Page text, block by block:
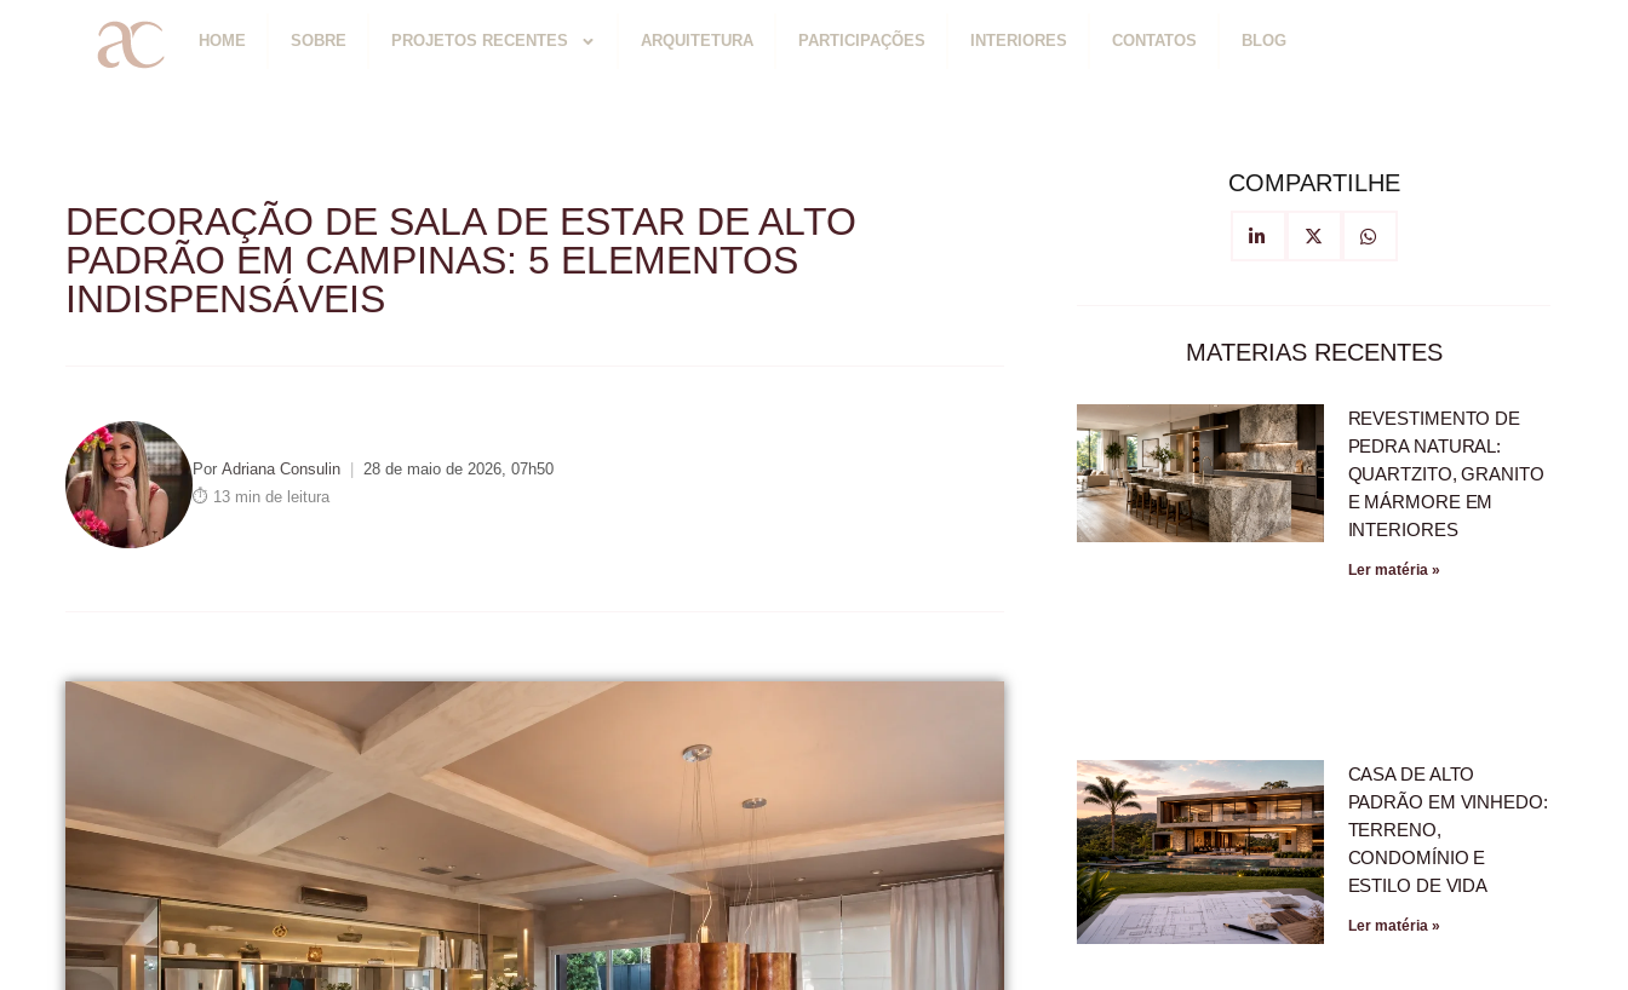
HOME SOBRE PROJETOS RECENTES ARQUITETURA PARTICIPAÇÕES INTERIORES CONTATOS BLOG
DECORAÇÃO DE SALA DE ESTAR DE ALTO
PADRÃO EM CAMPINAS: 5 ELEMENTOS
INDISPENSÁVEIS
PorAdriana Consulin
28 de maio de 2026, 07h50
⏱ 13 min de leitura
COMPARTILHE
MATERIAS RECENTES
REVESTIMENTO DE
PEDRA NATURAL:
QUARTZITO, GRANITO
E MÁRMORE EM
INTERIORES
Ler matéria »
CASA DE ALTO
PADRÃO EM VINHEDO:
TERRENO,
CONDOMÍNIO E
ESTILO DE VIDA
Ler matéria »